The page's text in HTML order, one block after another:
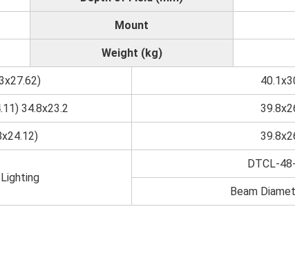
Mount
Weight (kg)
34.8x23.2
DTCL-
Beam